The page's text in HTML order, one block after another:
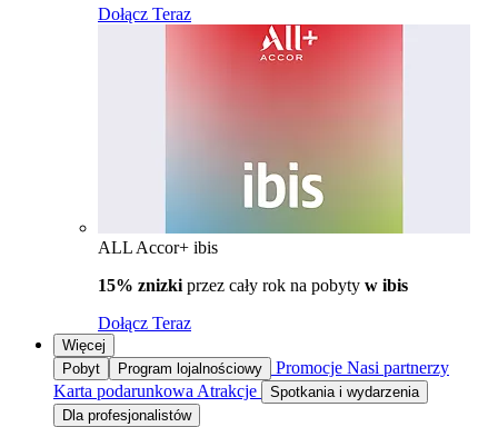
Dołącz Teraz
ALL Accor+ ibis
15% znizki przez cały rok na pobyty w ibis
Dołącz Teraz
Więcej
Pobyt
Program lojalnościowy Promocje Nasi partnerzy
Karta podarunkowa Atrakcje
Spotkania i wydarzenia
Dla profesjonalistów